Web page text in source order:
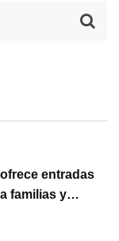
entradas
familias y